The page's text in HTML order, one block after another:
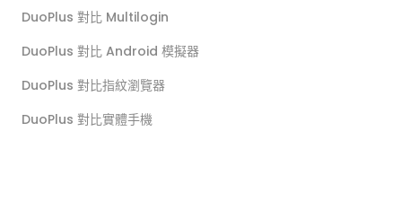
DuoPlus 對比 Multilogin
DuoPlus 對比 Android 模擬器
DuoPlus 對比指紋瀏覽器
DuoPlus 對比實體手機